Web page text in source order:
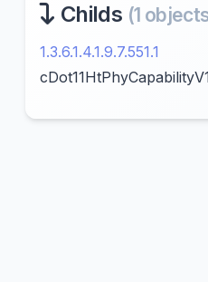
Childs (1
1.3.6.1.4.1.9.7.551.1